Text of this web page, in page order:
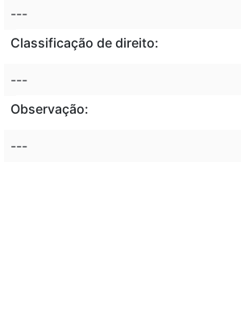
---
Classificação de direito:
---
Observação:
---